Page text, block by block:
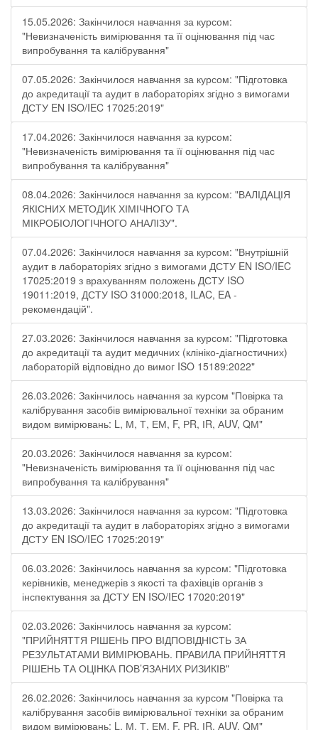
15.05.2026: Закінчилося навчання за курсом:
"Невизначеність вимірювання та її оцінювання під час
випробування та калібрування"
07.05.2026: Закінчилося навчання за курсом: "Підготовка
до акредитації та аудит в лабораторіях згідно з вимогами
ДСТУ EN ISO/IEC 17025:2019"
17.04.2026: Закінчилося навчання за курсом:
"Невизначеність вимірювання та її оцінювання під час
випробування та калібрування"
08.04.2026: Закінчилося навчання за курсом: "ВАЛІДАЦІЯ
ЯКІСНИХ МЕТОДИК ХІМІЧНОГО ТА
МІКРОБІОЛОГІЧНОГО АНАЛІЗУ".
07.04.2026: Закінчилося навчання за курсом: "Внутрішній
аудит в лабораторіях згідно з вимогами ДСТУ EN ISO/IEC
17025:2019 з врахуванням положень ДСТУ ISO
19011:2019, ДСТУ ISO 31000:2018, ILAC, EA -
рекомендацій".
27.03.2026: Закінчилося навчання за курсом: "Підготовка
до акредитації та аудит медичних (клініко-діагностичних)
лабораторій відповідно до вимог ISO 15189:2022"
26.03.2026: Закінчилось навчання за курсом "Повірка та
калібрування засобів вимірювальної техніки за обраним
видом вимірювань: L, М, Т, ЕМ, F, РR, ІR, АUV, QМ"
20.03.2026: Закінчилося навчання за курсом:
"Невизначеність вимірювання та її оцінювання під час
випробування та калібрування"
13.03.2026: Закінчилося навчання за курсом: "Підготовка
до акредитації та аудит в лабораторіях згідно з вимогами
ДСТУ EN ISO/IEC 17025:2019"
06.03.2026: Закінчилось навчання за курсом: "Підготовка
керівників, менеджерів з якості та фахівців органів з
інспектування за ДСТУ EN ISO/IEC 17020:2019"
02.03.2026: Закінчилось навчання за курсом:
"ПРИЙНЯТТЯ РІШЕНЬ ПРО ВІДПОВІДНІСТЬ ЗА
РЕЗУЛЬТАТАМИ ВИМІРЮВАНЬ. ПРАВИЛА ПРИЙНЯТТЯ
РІШЕНЬ ТА ОЦІНКА ПОВ’ЯЗАНИХ РИЗИКІВ"
26.02.2026: Закінчилось навчання за курсом "Повірка та
калібрування засобів вимірювальної техніки за обраним
видом вимірювань: L, М, Т, ЕМ, F, РR, ІR, АUV, QМ"